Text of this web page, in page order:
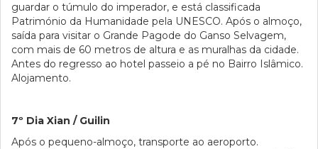
guardar o túmulo do imperador, e está classificada
Património da Humanidade pela UNESCO. Após o almoço,
saída para visitar o Grande Pagode do Ganso Selvagem,
com mais de 60 metros de altura e as muralhas da cidade.
Antes do regresso ao hotel passeio a pé no Bairro Islâmico.
Alojamento.
7º Dia Xian / Guilin
Após o pequeno-almoço, transporte ao aeroporto.